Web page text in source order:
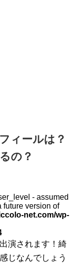
ィールは？
の？
- assumed
future version of
net.com/wp-
演されます！綺
じなんでしょう